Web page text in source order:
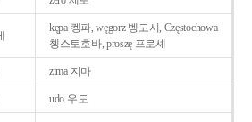
kępa 켕파, węgorz 벵고시, Częstochowa
쳉스토호바, proszę 프로셰
zima 지마
udo 우도